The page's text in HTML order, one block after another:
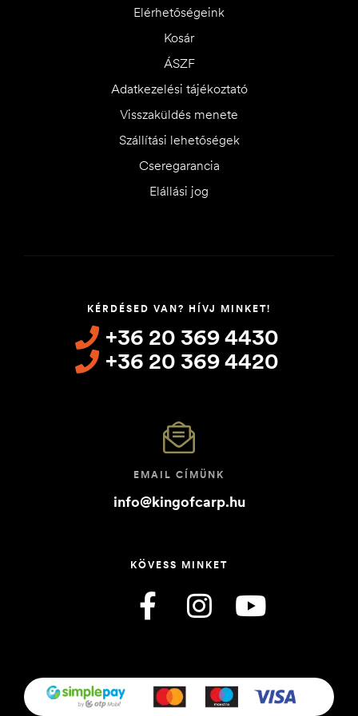
Elérhetőségeink
Kosár
ÁSZF
Adatkezelési tájékoztató
Visszaküldés menete
Szállítási lehetőségek
Cseregarancia
Elállási jog
KÉRDÉSED VAN? HÍVJ MINKET!
+36 20 369 4430
+36 20 369 4420
EMAIL CÍMÜNK
info@kingofcarp.hu
KÖVESS MINKET